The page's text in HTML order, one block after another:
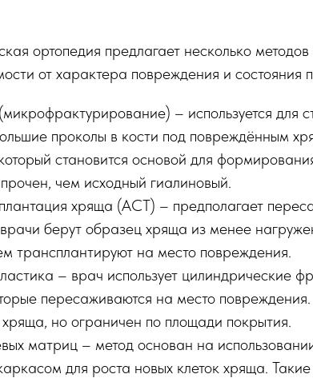
ортопедия предлагает несколько
от характера повреждения и состояния
– используется для
проколы в кости под повреждённым
становится основой для
чем исходный гиалиновый.
хряща (ACT) – предполагает
берут образец хряща из менее
трансплантируют на место повреждения.
– врач использует цилиндрические
пересаживаются на место
но ограничен по площади покрытия.
матриц – метод основан на
для роста новых клеток хряща.